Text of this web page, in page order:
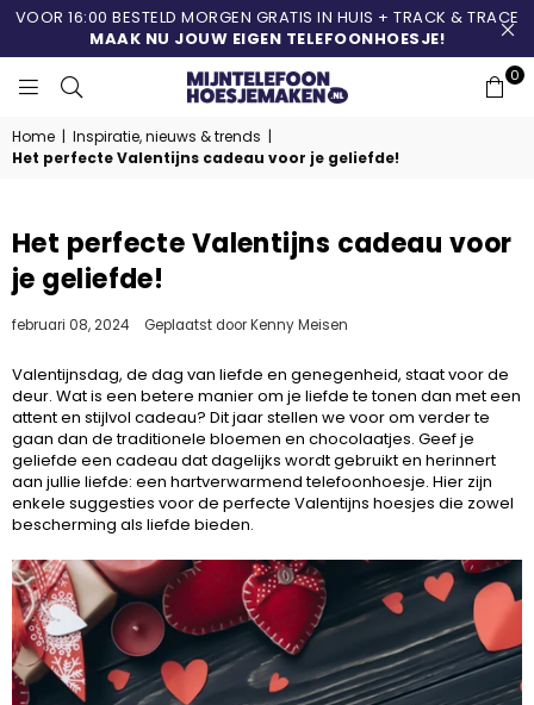
VOOR 16:00 BESTELD MORGEN GRATIS IN HUIS + TRACK & TRACE
MAAK NU JOUW EIGEN TELEFOONHOESJE!
0
Home | Inspiratie, nieuws & trends |
Het perfecte Valentijns cadeau voor je geliefde!
Het perfecte Valentijns cadeau voor
je geliefde!
februari 08, 2024 Geplaatst door Kenny Meisen
Valentijnsdag, de dag van liefde en genegenheid, staat voor de
deur. Wat is een betere manier om je liefde te tonen dan met een
attent en stijlvol cadeau? Dit jaar stellen we voor om verder te
gaan dan de traditionele bloemen en chocolaatjes. Geef je
geliefde een cadeau dat dagelijks wordt gebruikt en herinnert
aan jullie liefde: een hartverwarmend telefoonhoesje. Hier zijn
enkele suggesties voor de perfecte Valentijns hoesjes die zowel
bescherming als liefde bieden.